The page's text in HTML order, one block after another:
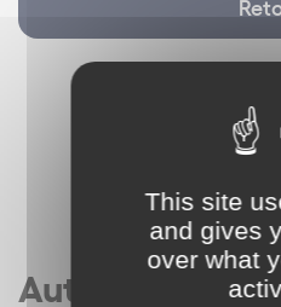
Autres articles
This site
and gives
over what